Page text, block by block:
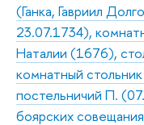
(Ганка, Гавриил
23.07.1734),
Наталии (1676),
комнатный
постельничий П.
боярских